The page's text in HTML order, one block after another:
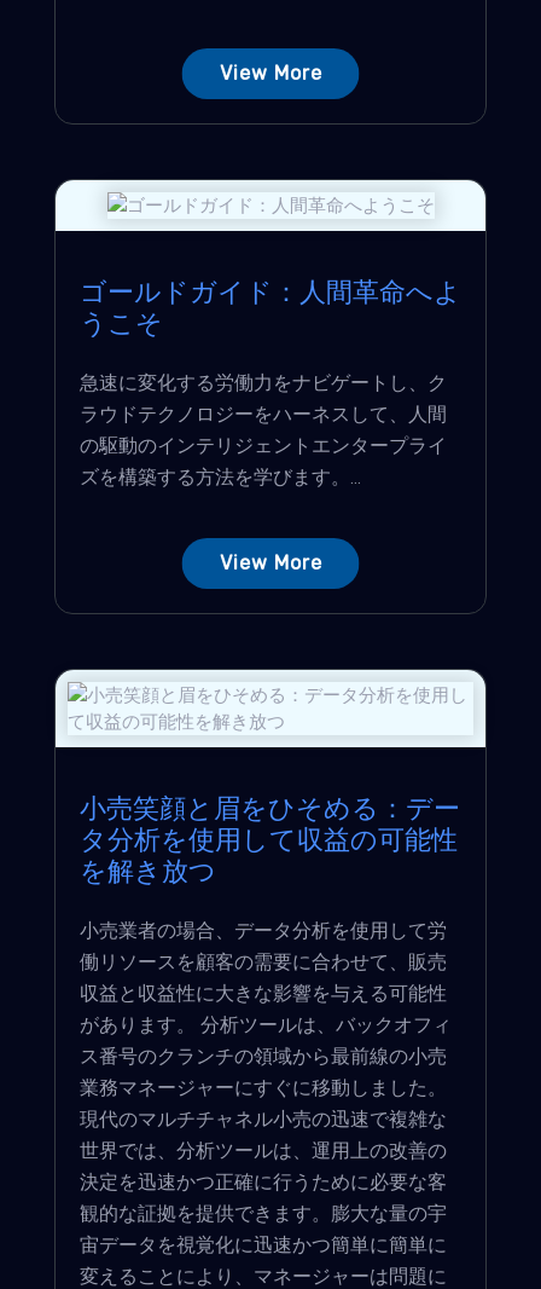
View More
ゴールドガイド：人間革命へよ
うこそ
急速に変化する労働力をナビゲートし、ク
ラウドテクノロジーをハーネスして、人間
の駆動のインテリジェントエンタープライ
ズを構築する方法を学びます。...
View More
小売笑顔と眉をひそめる：デー
タ分析を使用して収益の可能性
を解き放つ
小売業者の場合、データ分析を使用して労
働リソースを顧客の需要に合わせて、販売
収益と収益性に大きな影響を与える可能性
があります。 分析ツールは、バックオフィ
ス番号のクランチの領域から最前線の小売
業務マネージャーにすぐに移動しました。
現代のマルチチャネル小売の迅速で複雑な
世界では、分析ツールは、運用上の改善の
決定を迅速かつ正確に行うために必要な客
観的な証拠を提供できます。膨大な量の宇
宙データを視覚化に迅速かつ簡単に簡単に
変えることにより、マネージャーは問題に